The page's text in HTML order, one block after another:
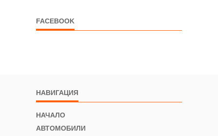
FACEBOOK
НАВИГАЦИЯ
НАЧАЛО
АВТОМОБИЛИ